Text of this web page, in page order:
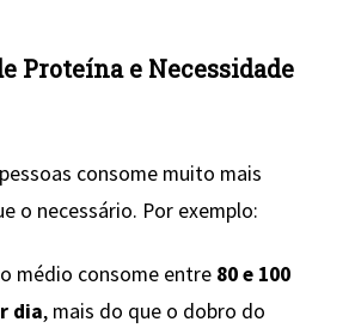
Proteína e Necessidade
consome muito mais
o necessário. Por exemplo:
médio consome entre 80 e 100
dia, mais do que o dobro do